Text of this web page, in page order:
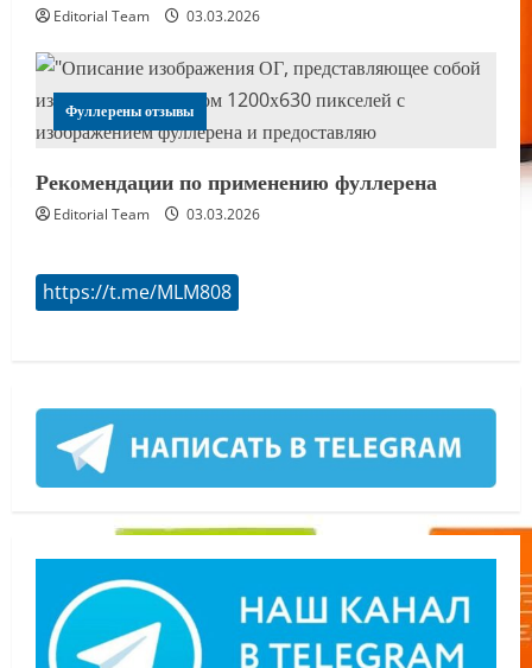
Editorial Team 03.03.2026
Фуллерены отзывы
Рекомендации по применению фуллерена
Editorial Team 03.03.2026
https://t.me/MLM808